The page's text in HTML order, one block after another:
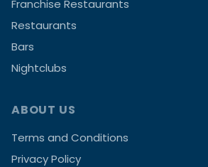
Franchise Restaurants
Restaurants
Bars
Nightclubs
ABOUT US
Terms and Conditions
Privacy Policy